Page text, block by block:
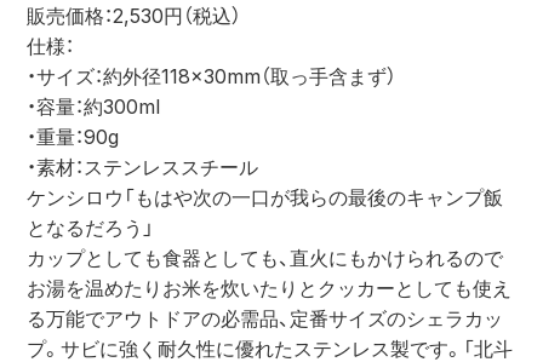
販売価格：2,530円（税込）
仕様：
・サイズ：約外径118×30mm（取っ手含まず）
・容量：約300ml
・重量：90g
・素材：ステンレススチール
ケンシロウ「もはや次の一口が我らの最後のキャンプ飯
となるだろう」
カップとしても食器としても、直火にもかけられるので
お湯を温めたりお米を炊いたりとクッカーとしても使え
る万能でアウトドアの必需品、定番サイズのシェラカッ
プ。サビに強く耐久性に優れたステンレス製です。「北斗